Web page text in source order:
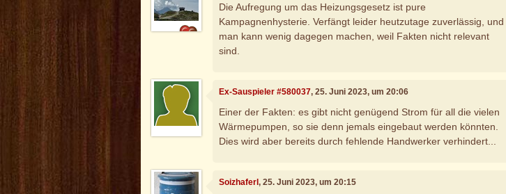
Die Aufregung um das Heizungsgesetz ist pure
Kampagnenhysterie. Verfängt leider heutzutage zuverlässig, und
man kann wenig dagegen machen, weil Fakten nicht relevant
sind.
Ex-Sauspieler #580037, 25. Juni 2023, um 20:06
Einer der Fakten: es gibt nicht genügend Strom für all die vielen
Wärmepumpen, so sie denn jemals eingebaut werden könnten.
Dies wird aber bereits durch fehlende Handwerker verhindert...
Soizhaferl, 25. Juni 2023, um 20:15